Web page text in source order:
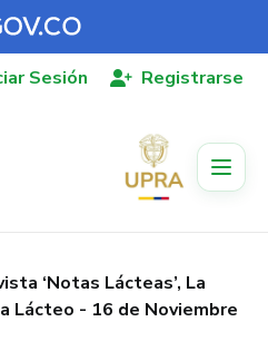
Sesión Registrarse
‘Notas Lácteas’, La
Lácteo - 16 de Noviembre